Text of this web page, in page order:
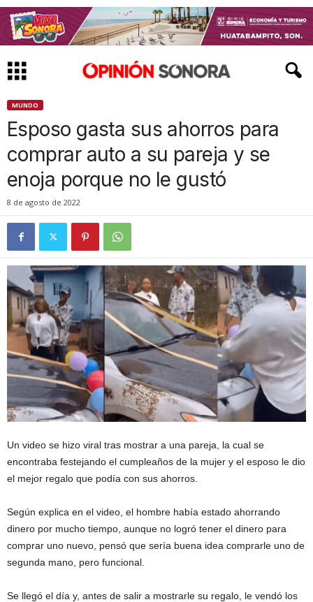
MUNDO
Esposo gasta sus ahorros para
comprar auto a su pareja y se
enoja porque no le gustó
8 de agosto de 2022
Un video se hizo viral tras mostrar a una pareja, la cual se
encontraba festejando el cumpleaños de la mujer y el esposo le dio
el mejor regalo que podía con sus ahorros.
Según explica en el video, el hombre había estado ahorrando
dinero por mucho tiempo, aunque no logró tener el dinero para
comprar uno nuevo, pensó que sería buena idea comprarle uno de
segunda mano, pero funcional.
Se llegó el día y, antes de salir a mostrarle su regalo, le vendó los